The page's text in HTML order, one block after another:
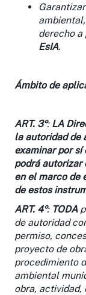
derecho a
EsIA.
Ámbito de
ART. 3º:LA
la autoridad de
examinar por sí
podrá autorizar
en el marco de
de estos
ART. 4º: TODA
de autoridad
permiso,
proyecto de
procedimiento
ambiental
obra,